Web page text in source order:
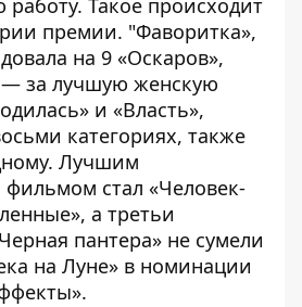
работу. Такое происходит
премии. "Фаворитка»,
на 9 «Оскаров»,
за лучшую женскую
и «Власть»,
категориях, также
Лучшим
стал «Человек-
а третьи
пантера» не сумели
на Луне» в номинации